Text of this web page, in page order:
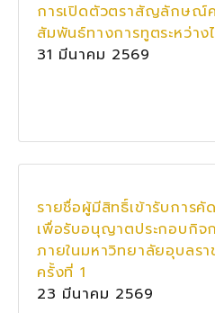
การเปิดตัวตราสัญลักษณ์
สัมพันธ์ทางการทูตระหว่า
31 มีนาคม 2569
รายชื่อผู้มีสิทธิ์เข้ารับการคั
เพื่อรับอนุญาตประกอบกิ
ภายในมหาวิทยาลัยอุบลรา
ครั้งที่ 1
23 มีนาคม 2569